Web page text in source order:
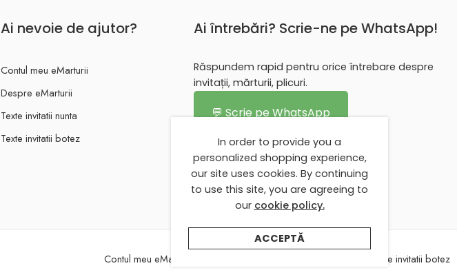
Ai nevoie de ajutor?
Contul meu eMarturii
Despre eMarturii
Texte invitatii nunta
Texte invitatii botez
Ai întrebări? Scrie-ne pe WhatsApp!
Răspundem rapid pentru orice întrebare despre
invitații, mărturii, plicuri.
💬 Scrie pe WhatsApp
Contul meu eMarturii Texte invitatii botez
In order to provide you a
personalized shopping experience,
our site uses cookies. By continuing
to use this site, you are agreeing to
our cookie policy.
ACCEPTĂ